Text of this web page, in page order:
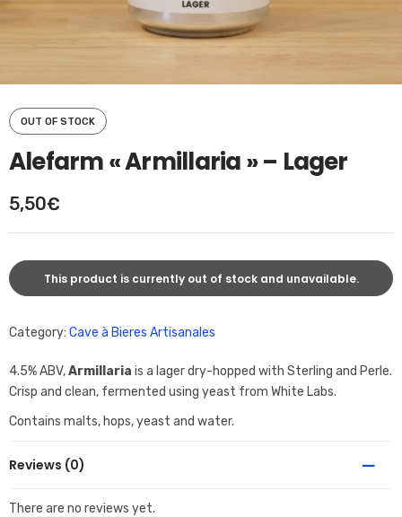
OUT OF STOCK
Alefarm « Armillaria » – Lager
5,50€
This product is currently out of stock and unavailable.
Category: Cave à Bieres Artisanales
4.5% ABV,Armillaria is a lager dry-hopped with Sterling and Perle.
Crisp and clean, fermented using yeast from White Labs.
Contains malts, hops, yeast and water.
Reviews (0)
There are no reviews yet.